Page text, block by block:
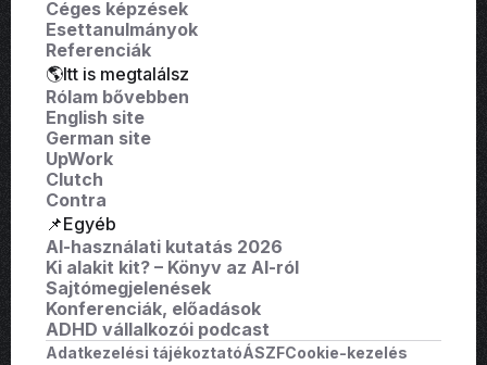
Céges képzések
Esettanulmányok
Referenciák
🌎Itt is megtalálsz
Rólam bővebben
English site
German site
UpWork
Clutch
Contra
📌Egyéb
AI-használati kutatás 2026
Ki alakit kit? – Könyv az AI-ról
Sajtómegjelenések
Konferenciák, előadások
ADHD vállalkozói podcast
Adatkezelési tájékoztatóÁSZFCookie-kezelés